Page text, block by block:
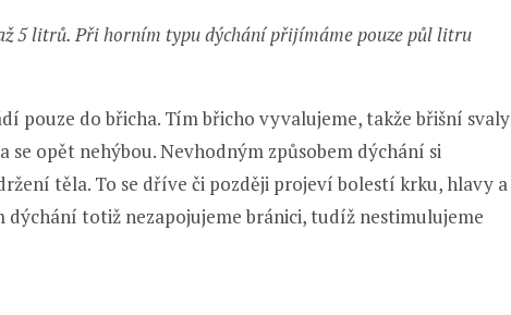
5 litrů. Při horním typu dýchání přijímáme pouze půl litru
pouze do břicha. Tím břicho vyvalujeme, takže břišní svaly
opět nehýbou. Nevhodným způsobem dýchání si
těla. To se dříve či později projeví bolestí krku, hlavy a
dýchání totiž nezapojujeme bránici, tudíž nestimulujeme